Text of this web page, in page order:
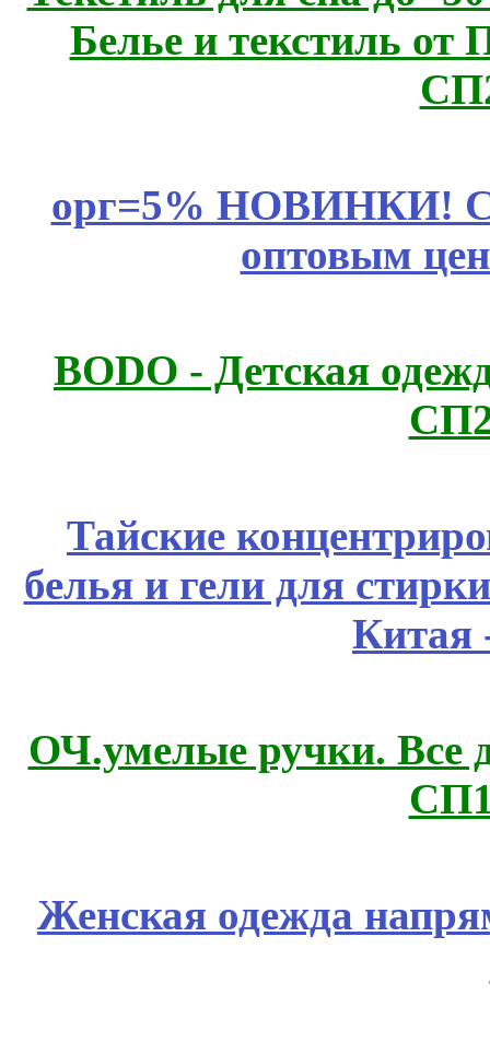
Белье и текстиль от
орг=5% НОВИНКИ!
оптовым
BODO - Детская
Тайские
белья и гели для
Китая
ОЧ.умелые ручки. Все
Женская одежда